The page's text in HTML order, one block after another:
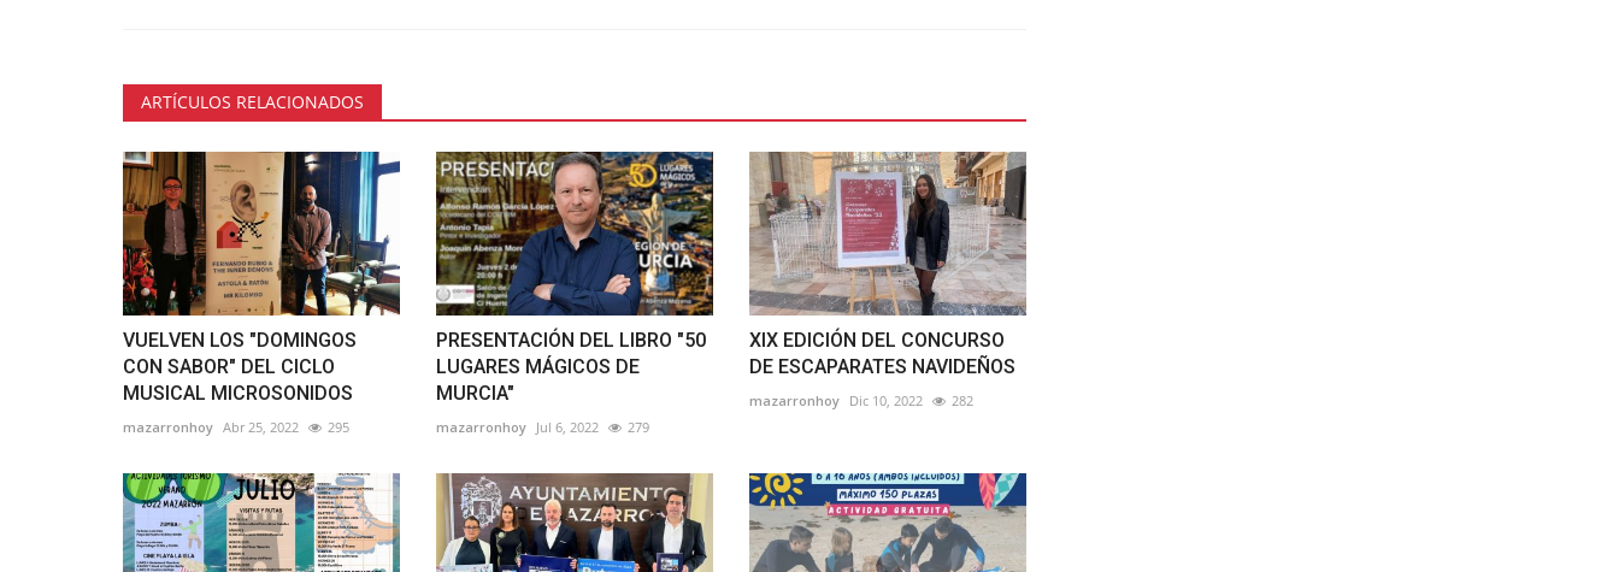
ARTÍCULOS RELACIONADOS
VUELVEN LOS "DOMINGOS
CON SABOR" DEL CICLO
MUSICAL MICROSONIDOS
mazarronhoy Abr 25, 2022 295
PRESENTACIÓN DEL LIBRO "50
LUGARES MÁGICOS DE
MURCIA"
mazarronhoy Jul 6, 2022 279
XIX EDICIÓN DEL CONCURSO
DE ESCAPARATES NAVIDEÑOS
mazarronhoy Dic 10, 2022 282